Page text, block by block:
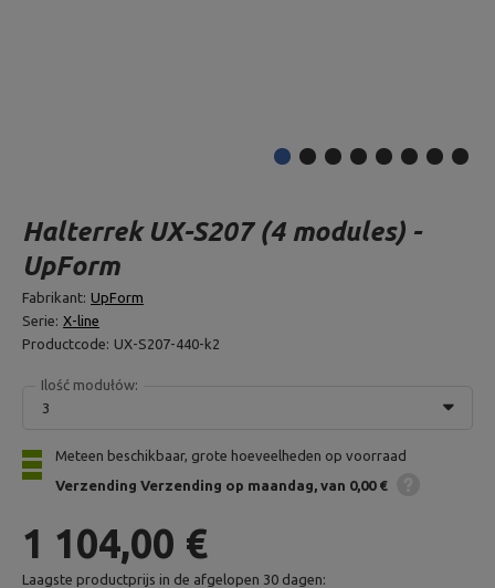
Halterrek UX-S207 (4 modules) -
UpForm
Fabrikant: UpForm
Serie: X-line
Productcode: UX-S207-440-k2
Ilość modułów:
3
Meteen beschikbaar, grote hoeveelheden op voorraad
Verzending Verzending op maandag van 0,00 €
1 104,00 €
Laagste productprijs in de afgelopen 30 dagen: